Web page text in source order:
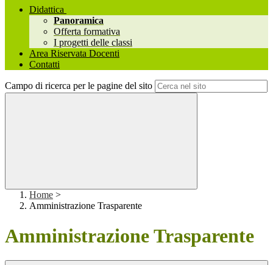
Didattica
Panoramica
Offerta formativa
I progetti delle classi
Area Riservata Docenti
Contatti
Campo di ricerca per le pagine del sito
Home >
Amministrazione Trasparente
Amministrazione Trasparente